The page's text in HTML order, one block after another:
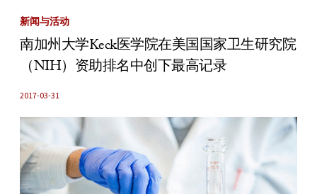
新闻与活动
南加州大学Keck医学院在美国国家卫生研究院
（NIH）资助排名中创下最高记录
2017-03-31